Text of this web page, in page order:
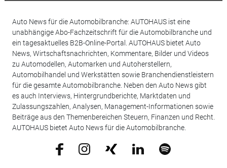
Auto News für die Automobilbranche: AUTOHAUS ist eine
unabhängige Abo-Fachzeitschrift für die Automobilbranche und
ein tagesaktuelles B2B-Online-Portal. AUTOHAUS bietet Auto
News, Wirtschaftsnachrichten, Kommentare, Bilder und Videos
zu Automodellen, Automarken und Autoherstellern,
Automobilhandel und Werkstätten sowie Branchendienstleistern
für die gesamte Automobilbranche. Neben den Auto News gibt
es auch Interviews, Hintergrundberichte, Marktdaten und
Zulassungszahlen, Analysen, Management-Informationen sowie
Beiträge aus den Themenbereichen Steuern, Finanzen und Recht.
AUTOHAUS bietet Auto News für die Automobilbranche.